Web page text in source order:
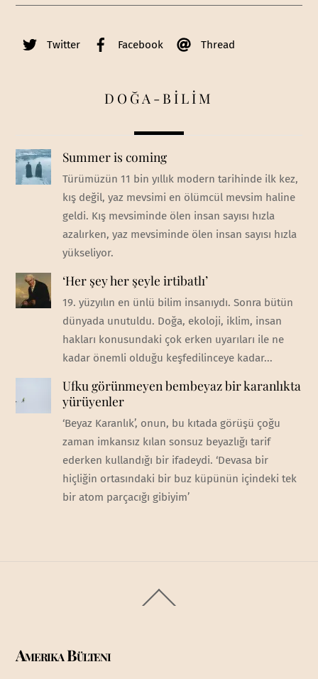
Twitter Facebook Thread
DOĞA-BİLİM
Summer is coming
Türümüzün 11 bin yıllık modern tarihinde ilk kez,
kış değil, yaz mevsimi en ölümcül mevsim haline
geldi. Kış mevsiminde ölen insan sayısı hızla
azalırken, yaz mevsiminde ölen insan sayısı hızla
yükseliyor.
‘Her şey her şeyle irtibatlı’
19. yüzyılın en ünlü bilim insanıydı. Sonra bütün
dünyada unutuldu. Doğa, ekoloji, iklim, insan
hakları konusundaki çok erken uyarıları ile ne
kadar önemli olduğu keşfedilinceye kadar...
Ufku görünmeyen bembeyaz bir karanlıkta
yürüyenler
‘Beyaz Karanlık’, onun, bu kıtada görüşü çoğu
zaman imkansız kılan sonsuz beyazlığı tarif
ederken kullandığı bir ifadeydi. ‘Devasa bir
hiçliğin ortasındaki bir buz küpünün içindeki tek
bir atom parçacığı gibiyim’
To
Amerika Bülteni